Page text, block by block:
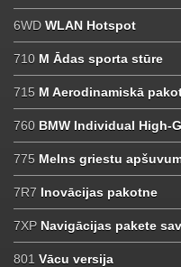
6WD WLAN Hotspot
710 M Ādas sporta stūre
715 M Aerodinamiskā
760 BMW Individual High-
775 Melns griestu
7R7 Inovācijas pakotne
7XP Navigācijas pakete
801 Vācu versija